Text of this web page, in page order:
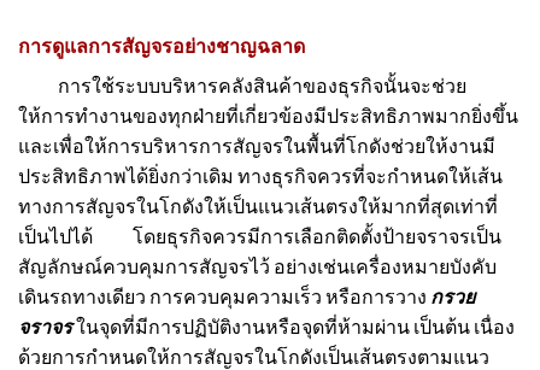
การดูแลการสัญจรอย่างชาญฉลาด
การใช้ระบบบริหารคลังสินค้าของธุรกิจนั้นจะช่วย
ให้การทำงานของทุกฝ่ายที่เกี่ยวข้องมีประสิทธิภาพมากยิ่งขึ้น
และเพื่อให้การบริหารการสัญจรในพื้นที่โกดังช่วยให้งานมี
ประสิทธิภาพได้ยิ่งกว่าเดิม ทางธุรกิจควรที่จะกำหนดให้เส้น
ทางการสัญจรในโกดังให้เป็นแนวเส้นตรงให้มากที่สุดเท่าที่
เป็นไปได้
โดยธุรกิจควรมีการเลือกติดตั้งป้ายจราจรเป็น
สัญลักษณ์ควบคุมการสัญจรไว้ อย่างเช่นเครื่องหมายบังคับ
เดินรถทางเดียว การควบคุมความเร็ว หรือการวาง กรวย
จราจรในจุดที่มีการปฏิบัติงานหรือจุดที่ห้ามผ่าน เป็นต้น เนื่อง
ด้วยการกำหนดให้การสัญจรในโกดังเป็นเส้นตรงตามแนว